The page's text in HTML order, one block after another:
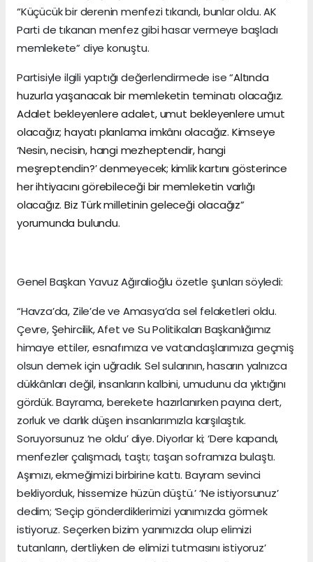
“Küçücük bir derenin menfezi tıkandı, bunlar oldu. AK
Parti de tıkanan menfez gibi hasar vermeye başladı
memlekete” diye konuştu.
Partisiyle ilgili yaptığı değerlendirmede ise “Altında
huzurla yaşanacak bir memleketin teminatı olacağız.
Adalet bekleyenlere adalet, umut bekleyenlere umut
olacağız; hayatı planlama imkânı olacağız. Kimseye
‘Nesin, necisin, hangi mezheptendir, hangi
meşreptendin?’ denmeyecek; kimlik kartını gösterince
her ihtiyacını görebileceği bir memleketin varlığı
olacağız. Biz Türk milletinin geleceği olacağız”
yorumunda bulundu.
Genel Başkan Yavuz Ağıralioğlu özetle şunları söyledi:
“Havza’da, Zile’de ve Amasya’da sel felaketleri oldu.
Çevre, Şehircilik, Afet ve Su Politikaları Başkanlığımız
himaye ettiler, esnafımıza ve vatandaşlarımıza geçmiş
olsun demek için uğradık. Sel sularının, hasarın yalnızca
dükkânları değil, insanların kalbini, umudunu da yıktığını
gördük. Bayrama, berekete hazırlanırken payına dert,
zorluk ve darlık düşen insanlarımızla karşılaştık.
Soruyorsunuz ‘ne oldu’ diye. Diyorlar ki; ‘Dere kapandı,
menfezler çalışmadı, taştı; taşan soframıza bulaştı.
Aşımızı, ekmeğimizi birbirine kattı. Bayram sevinci
bekliyorduk, hissemize hüzün düştü.’ ‘Ne istiyorsunuz’
dedim; ‘Seçip gönderdiklerimizi yanımızda görmek
istiyoruz. Seçerken bizim yanımızda olup elimizi
tutanların, dertliyken de elimizi tutmasını istiyoruz’